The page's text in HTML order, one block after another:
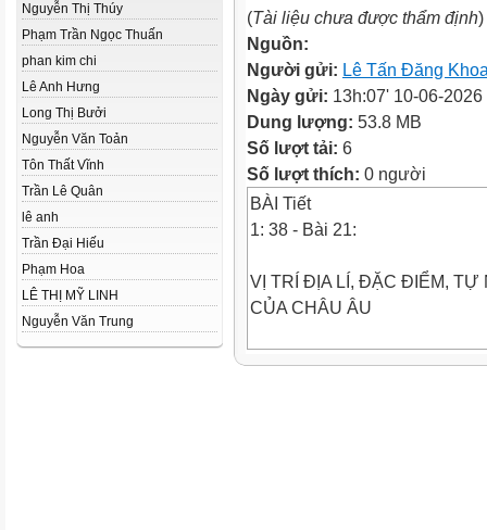
Nguyễn Thị Thúy
Phạm Trần Ngọc Thuấn
phan kim chi
Lê Anh Hưng
Long Thị Bưởi
Nguyễn Văn Toản
Tôn Thất Vĩnh
Trần Lê Quân
lê anh
Trần Đại Hiếu
Phạm Hoa
LÊ THỊ MỸ LINH
Nguyễn Văn Trung
(Tài liệu chưa được thẩm định)
Nguồn:
Người gửi: Lê Tấn Đăng
Ngày gửi: 13h:07' 10-06-2026
Dung lượng: 53.8 MB
Số lượt tải: 6
Số lượt thích: 0 người
BÀI Tiết
1: 38 - Bài 21:
VỊ TRÍ ĐỊA LÍ, ĐẶC ĐIỂM, TỰ
CỦA CHÂU ÂU